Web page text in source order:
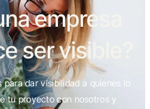
empresa
ser visible?
para dar visibilidad a quienes lo
tu proyecto con nosotros y